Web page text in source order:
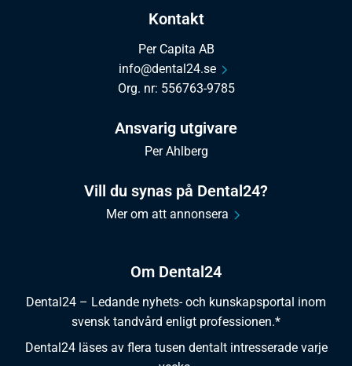
Om Dental24
Dental24 – Ledande nyhets- och kunskapsportal inom
svensk tandvård enligt professionen.*
Dental24 läses av flera tusen dentalt intresserade varje
Kontakt
Per Capita AB
info@dental24.se
Org. nr: 556763-9785
Ansvarig utgivare
Per Ahlberg
Vill du synas på Dental24?
Mer om att annonsera